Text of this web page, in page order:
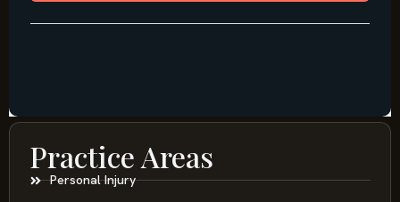
Practice Areas
Personal Injury